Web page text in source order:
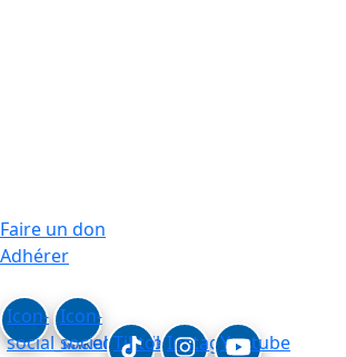
Faire un don
Adhérer
Icon-
social_linkedin
Icon-
social_facebook
TiktokInstagramYoutube